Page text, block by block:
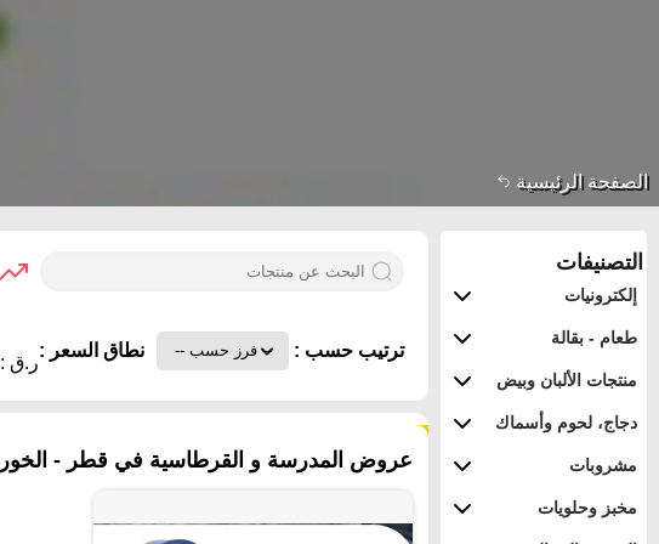
الصفحة الرئيسية
التصنيفات
إلكترونيات
طعام - بقالة
منتجات الألبان وبيض
دجاج، لحوم وأسماك
مشروبات
مخبز وحلويات
ترتيب حسب : نطاق السعر :
ر.ق :
عروض المدرسة و القرطاسية في قطر - الخور